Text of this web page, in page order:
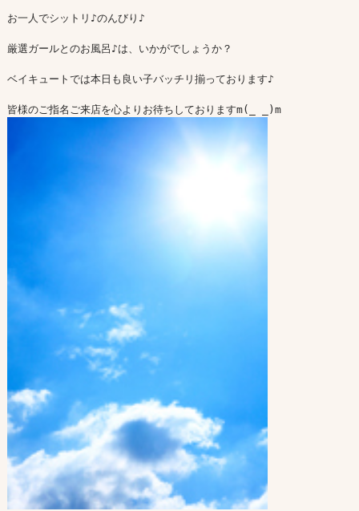
お一人でシットリ♪のんびり♪
厳選ガールとのお風呂♪は、いかがでしょうか？
ベイキュートでは本日も良い子バッチリ揃っております♪
皆様のご指名ご来店を心よりお待ちしておりますm(_ _)m